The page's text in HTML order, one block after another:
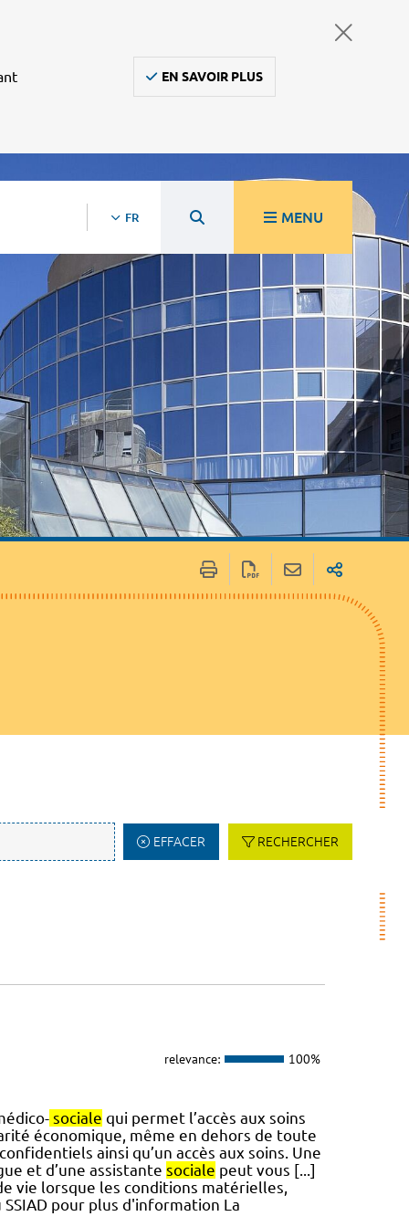
EN SAVOIR PLUS
FR MENU
EFFACER RECHERCHER
relevance: 100%
sociale qui permet l’accès aux soins
économique, même en dehors de toute
ainsi qu’un accès aux soins. Une
et d’une assistante sociale peut vous [...]
vie lorsque les conditions matérielles,
pour plus d'information La